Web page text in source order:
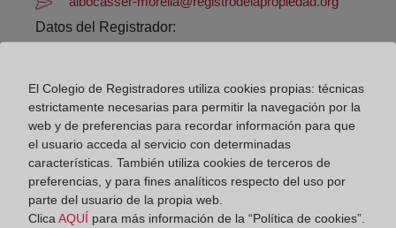
Datos del Registrador:
dpo@corpme.es
Otros municipios incluidos en el
distrito hipotecario
El Colegio de Registradores utiliza cookies propias: técnicas
estrictamente necesarias para permitir la navegación por la
web y de preferencias para recordar información para que
el usuario acceda al servicio con determinadas
características. También utiliza cookies de terceros de
preferencias, y para fines analíticos respecto del uso por
parte del usuario de la propia web.
Clica AQUÍ para más información de la “Política de cookies”.